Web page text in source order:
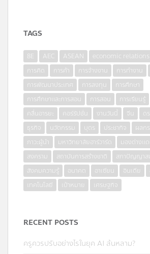
TAGS
8E AEC ASEAN economic relations
การคิด
การค้า การจ้างงาน การทำงาน
การพัฒนาประเทศ
การลงทุน
การศึกษา
การศึกษาและการสอน
การสอน การเรียนรู้
คลื่นอารยะ
คอร์รัปชั่น งานวันนี้ จีน
ด
ธุรกิจ
นวัตกรรม บุตร ประชากิจ ผลก
ภาวะผู้นำ
มหาวิทยาลัยฮาร์วาร์ด มองต่างแด
สงคราม
สถาบันการสร้างชาติ สภาปัญญาส
สังคมความรู้
อนาคต อาเซียน อินเดีย
เทคโนโลยี
เป้าหมาย เศรษฐกิจ
RECENT POSTS
ครูควรปรับอย่างไรในยุค AI ล้นหลาม?